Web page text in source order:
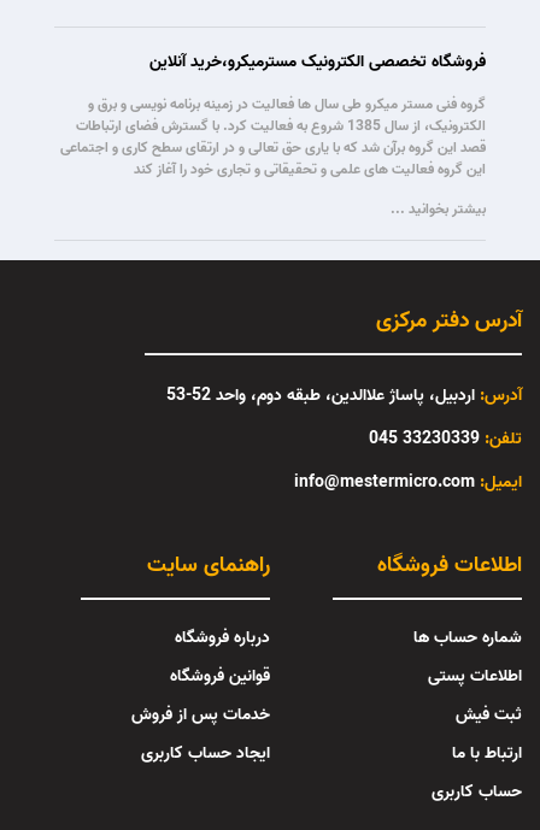
فروشگاه تخصصی الکترونیک مسترمیکرو،خرید آنلاین
گروه فنی مستر میکرو طی سال ها فعالیت در زمینه برنامه نویسی و برق و
الکترونیک، از سال 1385 شروع به فعالیت کرد. با گسترش فضای ارتباطات
قصد این گروه برآن شد که با یاری حق تعالی و در ارتقای سطح کاری و اجتماعی
این گروه فعالیت های علمی و تحقیقاتی و تجاری خود را آغاز کند
بیشتر بخوانید ...
آدرس دفتر مرکزی
آدرس: اردبیل، پاساژ علاالدین، طبقه دوم، واحد 52-53
تلفن: 33230339 045
info@mestermicro.com :ایمیل
راهنمای سایت
درباره فروشگاه
قوانین فروشگاه
خدمات پس از فروش
ایجاد حساب کاربری
اطلاعات فروشگاه
شماره حساب ها
اطلاعات پستی
ثبت فیش
ارتباط با ما
حساب کاربری